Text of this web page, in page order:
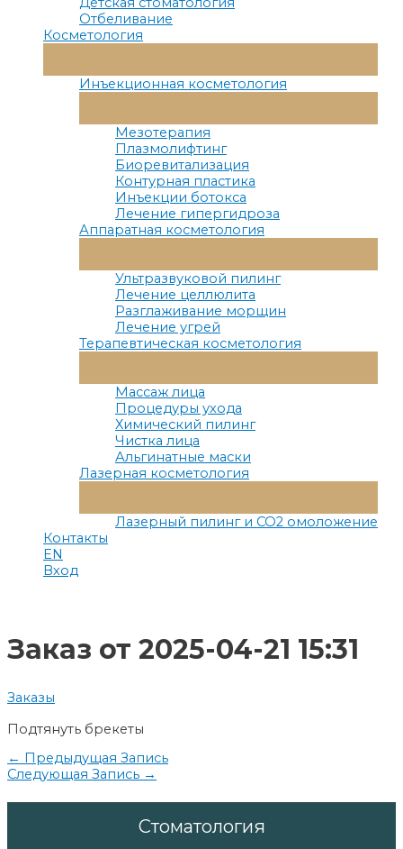
Отбеливание
Косметология
Меню
Инъекционная косметология
Меню
Мезотерапия
Плазмолифтинг
Биоревитализация
Контурная пластика
Инъекции ботокса
Лечение гипергидроза
Аппаратная косметология
Меню
Ультразвуковой пилинг
Лечение целлюлита
Разглаживание морщин
Лечение угрей
Терапевтическая косметология
Меню
Массаж лица
Процедуры ухода
Химический пилинг
Чистка лица
Альгинатные маски
Лазерная косметология
Меню
Лазерный пилинг и СО2 омоложение
Контакты
EN
Вход
Заказ от 2025-04-21 15:31
Заказы
Подтянуть брекеты
Навигация
по
← Предыдущая Запись
Следующая Запись →
Стоматология